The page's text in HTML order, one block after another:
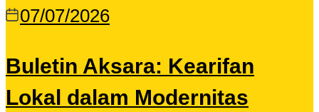
07/07/2026
Buletin Aksara: Kearifan
Lokal dalam Modernitas